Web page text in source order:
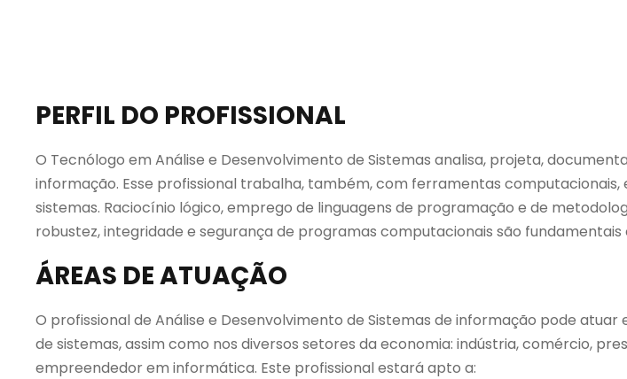
PERFIL DO PROFISSIONAL
O Tecnólogo em Análise e Desenvolvimento de Sistemas analisa, projeta,
informação. Esse profissional trabalha, também, com ferramentas
sistemas. Raciocínio lógico, emprego de linguagens de programação e de
robustez, integridade e segurança de programas computacionais são fundamentais
ÁREAS DE ATUAÇÃO
O profissional de Análise e Desenvolvimento de Sistemas de informação pode
de sistemas, assim como nos diversos setores da economia: indústria, comércio,
empreendedor em informática. Este profissional estará apto a: